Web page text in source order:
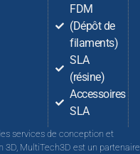
FDM
(Dépôt de
filaments)
SLA
(résine)
Accessoires
SLA
services de conception et
3D, MultiTech3D est un partenaire